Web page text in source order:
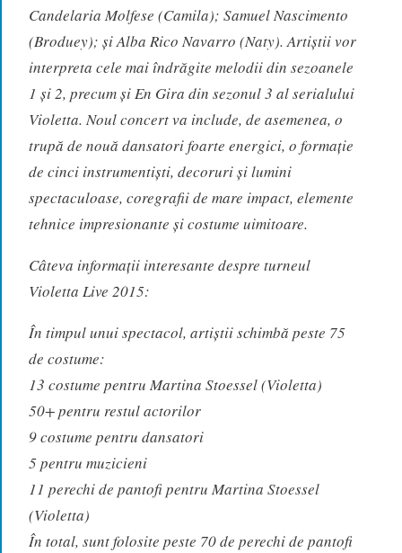
Candelaria Molfese (Camila); Samuel Nascimento
(Broduey); și Alba Rico Navarro (Naty). Artiștii vor
interpreta cele mai îndrăgite melodii din sezoanele
1 și 2, precum și En Gira din sezonul 3 al serialului
Violetta. Noul concert va include, de asemenea, o
trupă de nouă dansatori foarte energici, o formație
de cinci instrumentiști, decoruri și lumini
spectaculoase, coregrafii de mare impact, elemente
tehnice impresionante și costume uimitoare.
Câteva informații interesante despre turneul
Violetta Live 2015:
În timpul unui spectacol, artiștii schimbă peste 75
de costume:
13 costume pentru Martina Stoessel (Violetta)
50+ pentru restul actorilor
9 costume pentru dansatori
5 pentru muzicieni
11 perechi de pantofi pentru Martina Stoessel
(Violetta)
În total, sunt folosite peste 70 de perechi de pantofi